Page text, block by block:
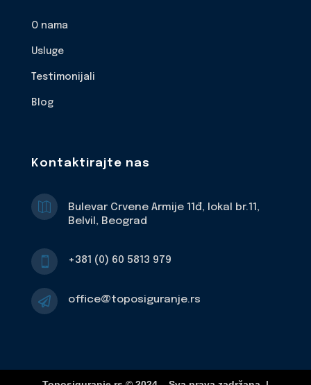
O nama
Usluge
Testimonijali
Blog
Kontaktirajte nas
Bulevar Crvene Armije 11đ, lokal br.11,
Belvil, Beograd
+381 (0) 60 5813 979
 office@toposiguranje.rs